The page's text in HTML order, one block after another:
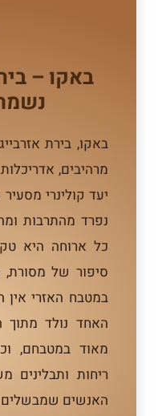
באקו –
באקו, בירת
מרהיבים,
יעד קולינרי
נפרד מהתרבות
כל ארוחה היא
סיפור של
במטבח האזרי אין
האחד נולד מתוך
מאוד במטבחם,
ריחות
האנשים שמבשלים